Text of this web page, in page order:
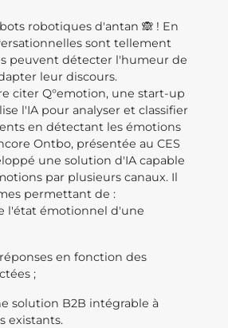
robotiques d'antan 🙈 ! En
sont tellement
peuvent détecter l'humeur de
leur discours.
citer Q°emotion, une start-up
l'IA pour analyser et classifier
en détectant les émotions
Ontbo, présentée au CES
une solution d'IA capable
par plusieurs canaux. Il
permettant de :
l'état émotionnel d'une
en fonction des
;
solution B2B intégrable à
existants.